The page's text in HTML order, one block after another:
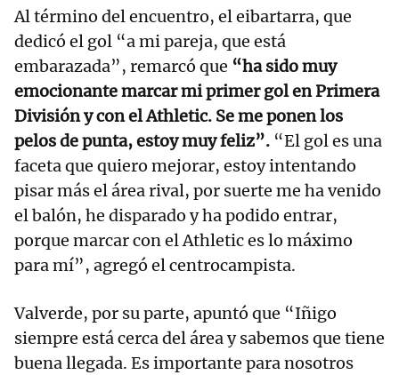
Al término del encuentro, el eibartarra, que
dedicó el gol “a mi pareja, que está
embarazada”, remarcó que “ha sido muy
emocionante marcar mi primer gol en Primera
División y con el Athletic. Se me ponen los
pelos de punta, estoy muy feliz”. “El gol es una
faceta que quiero mejorar, estoy intentando
pisar más el área rival, por suerte me ha venido
el balón, he disparado y ha podido entrar,
porque marcar con el Athletic es lo máximo
para mí”, agregó el centrocampista.
Valverde, por su parte, apuntó que “Iñigo
siempre está cerca del área y sabemos que tiene
buena llegada. Es importante para nosotros